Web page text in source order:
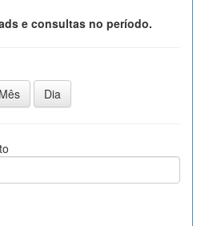
e consultas no período.
Mês Dia